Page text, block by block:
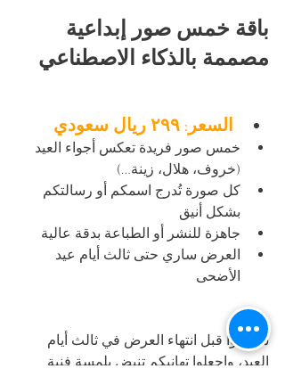
باقة خمس صور إبداعية
مصممة بالذكاء الاصطناعي
السعر: ٢٩٩ ريال سعودي
خمس صور فريدة تعكس أجواء العيد
(خروف، هلال، زينة…)
كل صورة تُدرج اسمكم أو رسالتكم
بشكل أنيق
جاهزة للنشر أو الطباعة بدقة عالية
العرض ساري حتى ثالث أيام عيد
الأضحى
سارعوا قبل انتهاء العرض في ثالث أيام
العيد، واجعلوا تهانيكم تنبض بلمسة فنية